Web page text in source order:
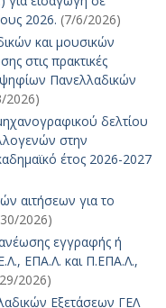
2026. (7/6/2026)
και μουσικών
στις πρακτικές
Πανελλαδικών
2026)
δελτίου
στην
έτος 2026-2027
αιτήσεων για το
2026)
εγγραφής ή
ΕΠΑ.Λ. και Π.ΕΠΑ.Λ.,
2026)
Εξετάσεων ΓΕΛ